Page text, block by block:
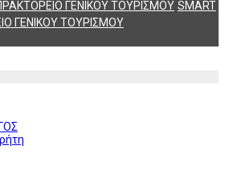
SMART
ΓΕΝΙΚΟΥ ΤΟΥΡΙΣΜΟΥ